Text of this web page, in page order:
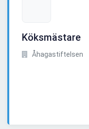
Köksmästare
Åhagastiftelsen